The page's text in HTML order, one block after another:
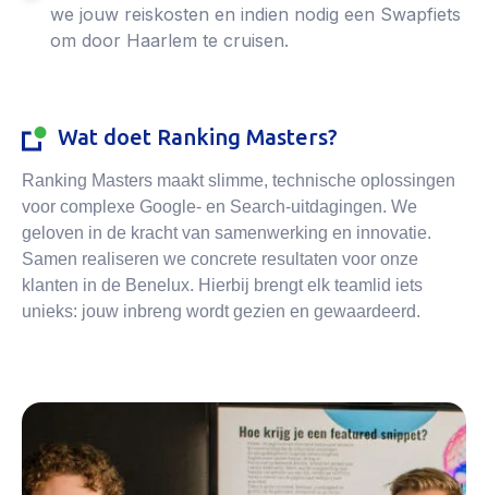
we jouw reiskosten en indien nodig een Swapfiets
om door Haarlem te cruisen.
Wat doet Ranking Masters?
Ranking Masters maakt slimme, technische oplossingen
voor complexe Google- en Search-uitdagingen. We
geloven in de kracht van samenwerking en innovatie.
Samen realiseren we concrete resultaten voor onze
klanten in de Benelux. Hierbij brengt elk teamlid iets
unieks: jouw inbreng wordt gezien en gewaardeerd.